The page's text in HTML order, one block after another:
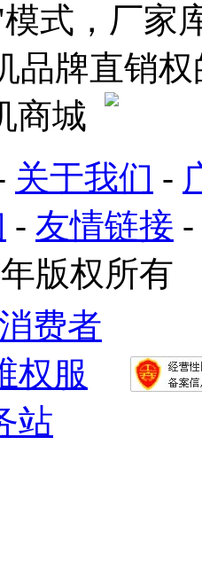
式，厂家
品牌直销
商城
关于我们 -
- 友情链接 -
版权所有